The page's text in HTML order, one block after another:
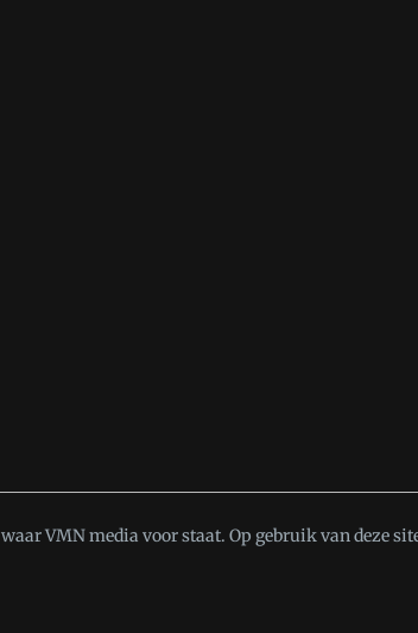
waar VMN media voor staat. Op gebruik van deze